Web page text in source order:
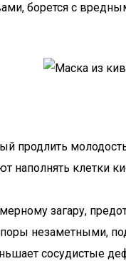
борется с
продлить
наполнять клетки
загару,
незаметными,
сосудистые